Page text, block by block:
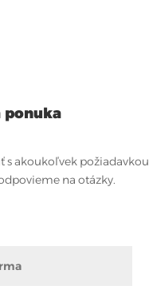
ponuka
s akoukoľvek požiadavkou.
na otázky.